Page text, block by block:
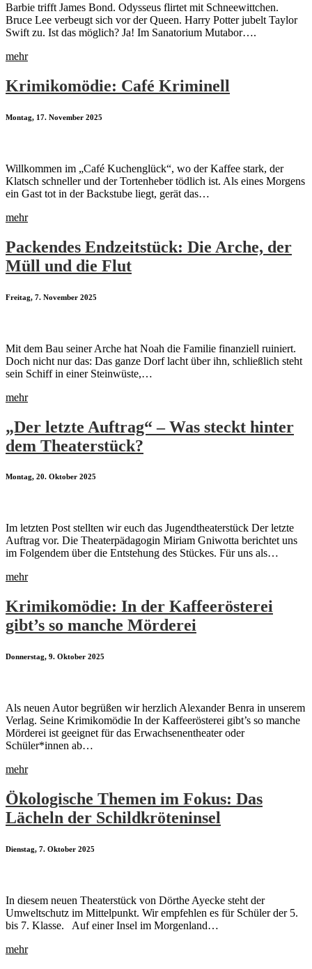
Barbie trifft James Bond. Odysseus flirtet mit Schneewittchen.
Bruce Lee verbeugt sich vor der Queen. Harry Potter jubelt Taylor
Swift zu. Ist das möglich? Ja! Im Sanatorium Mutabor….
mehr
Krimikomödie: Café Kriminell
Montag, 17. November 2025
Willkommen im „Café Kuchenglück“, wo der Kaffee stark, der
Klatsch schneller und der Tortenheber tödlich ist. Als eines Morgens
ein Gast tot in der Backstube liegt, gerät das…
mehr
Packendes Endzeitstück: Die Arche, der
Müll und die Flut
Freitag, 7. November 2025
Mit dem Bau seiner Arche hat Noah die Familie finanziell ruiniert.
Doch nicht nur das: Das ganze Dorf lacht über ihn, schließlich steht
sein Schiff in einer Steinwüste,…
mehr
„Der letzte Auftrag“ – Was steckt hinter
dem Theaterstück?
Montag, 20. Oktober 2025
Im letzten Post stellten wir euch das Jugendtheaterstück Der letzte
Auftrag vor. Die Theaterpädagogin Miriam Gniwotta berichtet uns
im Folgendem über die Entstehung des Stückes. Für uns als…
mehr
Krimikomödie: In der Kaffeerösterei
gibt’s so manche Mörderei
Donnerstag, 9. Oktober 2025
Als neuen Autor begrüßen wir herzlich Alexander Benra in unserem
Verlag. Seine Krimikomödie In der Kaffeerösterei gibt’s so manche
Mörderei ist geeignet für das Erwachsenentheater oder
Schüler*innen ab…
mehr
Ökologische Themen im Fokus: Das
Lächeln der Schildkröteninsel
Dienstag, 7. Oktober 2025
In diesem neuen Theaterstück von Dörthe Ayecke steht der
Umweltschutz im Mittelpunkt. Wir empfehlen es für Schüler der 5.
bis 7. Klasse. Auf einer Insel im Morgenland…
mehr